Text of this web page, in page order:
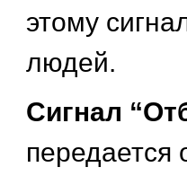
этому
людей.
Сигнал
передается